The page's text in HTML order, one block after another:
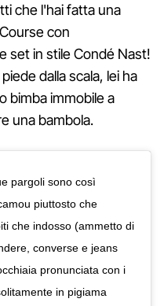
che l'hai fatta una
con
set in stile Condé Nast!
dalla scala, lei ha
bimba immobile a
una bambola.
pargoli sono così
piuttosto che
che indosso (ammetto di
converse e jeans
pronunciata con i
in pigiama